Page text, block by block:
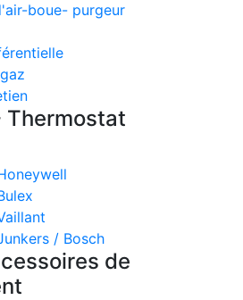
boue- purgeur
Thermostat
/ Bosch
de